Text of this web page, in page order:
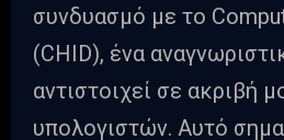
συνδυασμό με το
(CHID), ένα
αντιστοιχεί σε ακριβή
υπολογιστών. Αυτό